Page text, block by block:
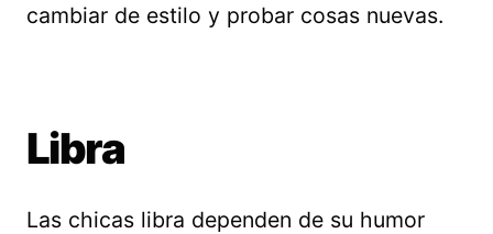
cambiar de estilo y probar cosas nuevas.
Libra
Las chicas libra dependen de su humor